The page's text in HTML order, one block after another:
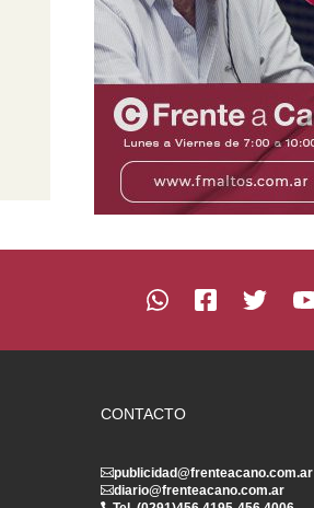
CONTACTO
publicidad@frenteacano.com.ar
diario@frenteacano.com.ar